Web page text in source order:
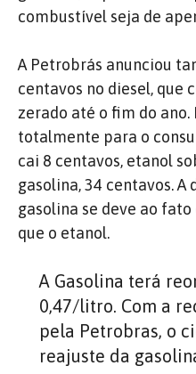
combustível seja de
A Petrobrás anunciou
centavos no diesel, que
zerado até o fim do ano.
totalmente para o
cai 8 centavos, etanol
gasolina, 34 centavos. A
gasolina se deve ao
que o etanol.
A Gasolina terá
0,47/litro. Com a
pela Petrobras, o
reajuste da